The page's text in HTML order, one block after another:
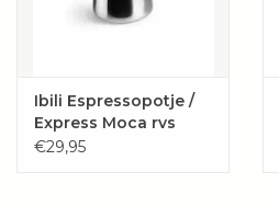
Zomer ☀️
Blog
Ibili Espressopotje /
Express Moca rvs
€29,95